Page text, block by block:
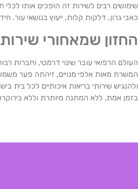
שימושים רבים לשירות זה הופכים אותו
כאבי גרון, דלקות קלות, ייעוץ בנושאי עור,
החזון שמאחורי
בזמן אמת, ללא המתנה מיותרת וללא